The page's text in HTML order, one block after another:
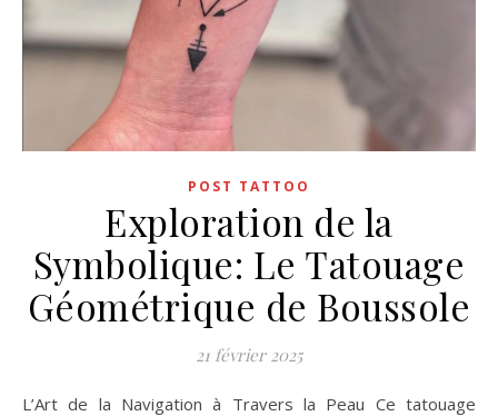
POST TATTOO
Exploration de la
Symbolique: Le Tatouage
Géométrique de Boussole
21 février 2025
L’Art de la Navigation à Travers la Peau Ce tatouage